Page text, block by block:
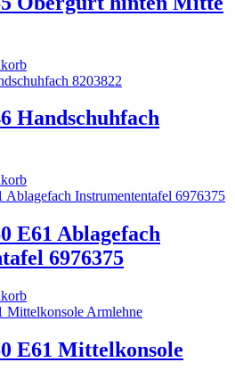
Handschuhfach
E61 Ablagefach
6976375
E61 Mittelkonsole